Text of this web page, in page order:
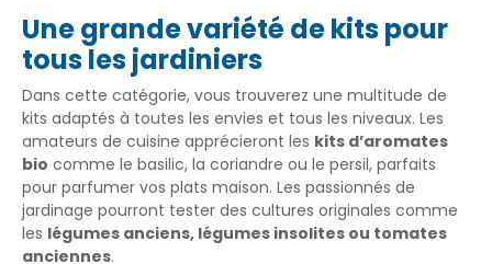
Une grande variété de kits pour
tous les jardiniers
Dans cette catégorie, vous trouverez une multitude de
kits adaptés à toutes les envies et tous les niveaux. Les
amateurs de cuisine apprécieront les kits d’aromates
bio comme le basilic, la coriandre ou le persil, parfaits
pour parfumer vos plats maison. Les passionnés de
jardinage pourront tester des cultures originales comme
les légumes anciens, légumes insolites ou tomates
anciennes.